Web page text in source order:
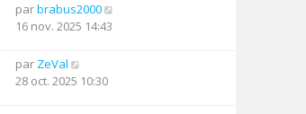
parbrabus2000
16 nov. 2025 14:43
par ZeVal
28 oct. 2025 10:30